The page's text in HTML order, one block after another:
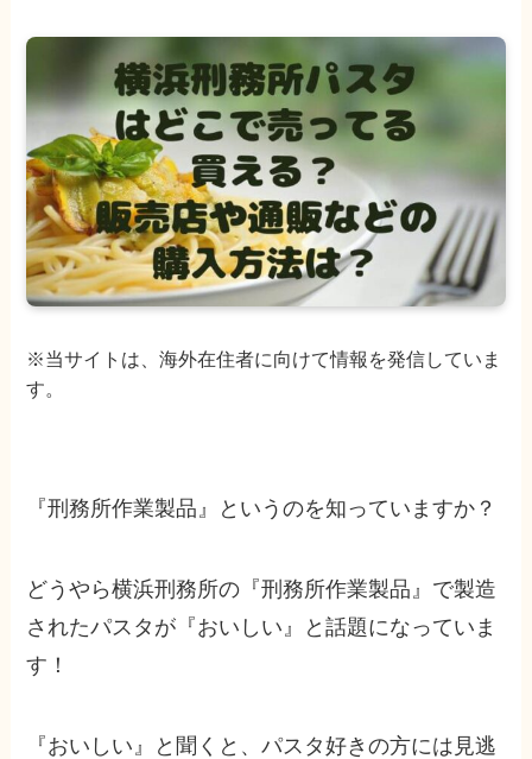
※当サイトは、海外在住者に向けて情報を発信していま
す。
『刑務所作業製品』というのを知っていますか？
どうやら横浜刑務所の『刑務所作業製品』で製造
されたパスタが『おいしい』と話題になっていま
す！
『おいしい』と聞くと、パスタ好きの方には見逃